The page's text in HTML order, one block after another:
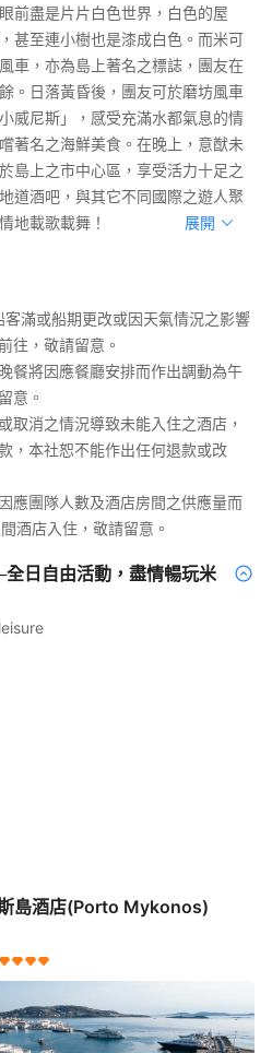
前盡是片片白色世界，白色的屋
甚至連小樹也是漆成白色。而米可
車，亦為島上著名之標誌，團友在
。日落黃昏後，團友可於磨坊風車
威尼斯」，感受充滿水都氣息的情
著名之海鮮美食。在晚上，意猷未
島上之市中心區，享受活力十足之
道酒吧，與其它不同國際之遊人聚
地載歌載舞！
展開
滿或船期更改或因天氣情況之影響
往，敬請留意。
餐將因應餐廳安排而作出調動為午
意。
取消之情況導致未能入住之酒店，
，本社恕不能作出任何退款或改
應團隊人數及酒店房間之供應量而
酒店入住，敬請留意。
全日自由活動，盡情暢玩米
島酒店(Porto Mykonos)